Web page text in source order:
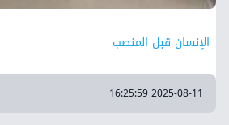
الإنسان قبل المنصب
2025-08-11 16:25:59